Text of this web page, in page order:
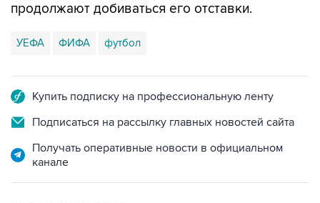
продолжают добиваться его отставки.
УЕФА ФИФА футбол
Купить подписку на профессиональную ленту
Подписаться на рассылку главных новостей сайта
Получать оперативные новости в официальном
канале